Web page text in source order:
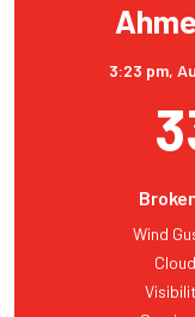
3:23 pm,
Wind